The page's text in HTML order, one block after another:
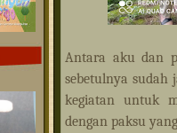
Antara aku dan
sebetulnya
kegiatan untuk
dengan paksu